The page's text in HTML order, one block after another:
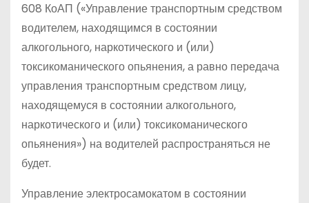
608 КоАП («Управление транспортным средством
водителем, находящимся в состоянии
алкогольного, наркотического и (или)
токсикоманического опьянения, а равно передача
управления транспортным средством лицу,
находящемуся в состоянии алкогольного,
наркотического и (или) токсикоманического
опьянения») на водителей распространяться не
будет.
Управление электросамокатом в состоянии